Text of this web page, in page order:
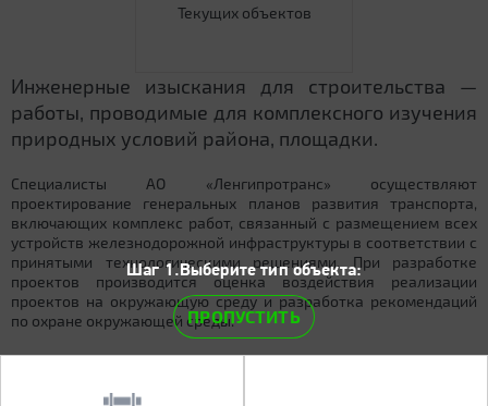
Текущих объектов
Инженерные изыскания для строительства —
работы, проводимые для комплексного изучения
природных условий района, площадки.
Специалисты АО «Ленгипротранс» осуществляют
проектирование генеральных планов развития транспорта,
включающих комплекс работ, связанный с размещением всех
устройств железнодорожной инфраструктуры в соответствии с
принятыми технологическими решениями. При разработке
проектов производится оценка воздействия реализации
проектов на окружающую среду и разработка рекомендаций
по охране окружающей среды.
Шаг 1.Выберите тип объекта:
ПРОПУСТИТЬ